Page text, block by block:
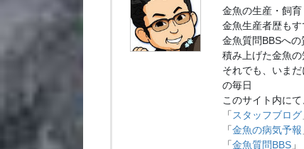
金魚の生産・飼育
金魚生産者歴もす
金魚質問BBSへ
積み上げた金魚
それでも、いま
の毎日
このサイト内にて
「スタッフブログ
「金魚の病気予報
「金魚質問BBS 」